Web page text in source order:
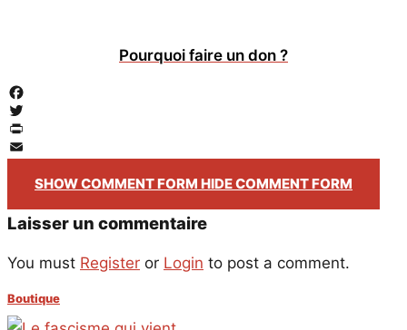
Pourquoi faire un don ?
Facebook
Twitter
PrintFriendly
Email
SHOW COMMENT FORM HIDE COMMENT FORM
Laisser un commentaire
You must Register or Login to post a comment.
Boutique